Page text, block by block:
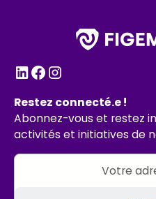
Restez connecté.e !
Abonnez-vous et restez
activités et initiatives de